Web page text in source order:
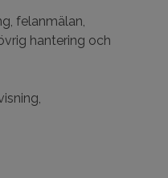
felanmälan,
hantering och